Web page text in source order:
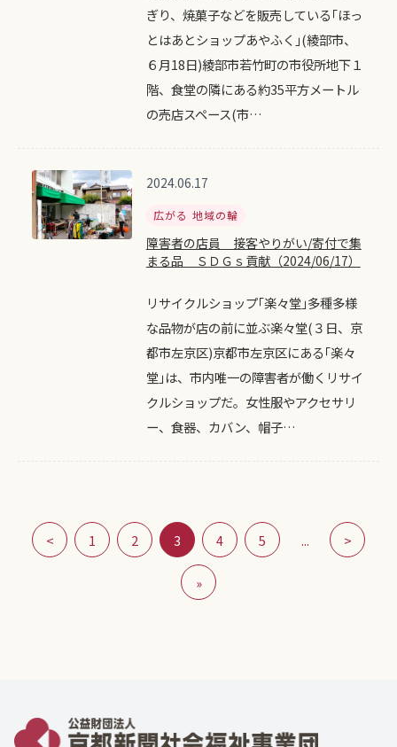
ぎり、焼菓子などを販売している｢ほっ
とはあとショップあやふく｣(綾部市、
６月18日)綾部市若竹町の市役所地下１
階、食堂の隣にある約35平方メートル
の売店スペース(市…
2024.06.17
広がる 地域の輪
障害者の店員 接客やりがい/寄付で集
まる品 ＳＤＧｓ貢献（2024/06/17）
リサイクルショップ｢楽々堂｣多種多様
な品物が店の前に並ぶ楽々堂(３日、京
都市左京区)京都市左京区にある｢楽々
堂｣は、市内唯一の障害者が働くリサイ
クルショップだ。女性服やアクセサリ
ー、食器、カバン、帽子…
< 1 2 3 4 5 ... >
»